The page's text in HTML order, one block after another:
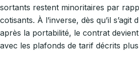
sortants restent minoritaires par
cotisants. À l’inverse, dès qu’il s’agit
après la portabilité, le contrat
avec les plafonds de tarif décrits